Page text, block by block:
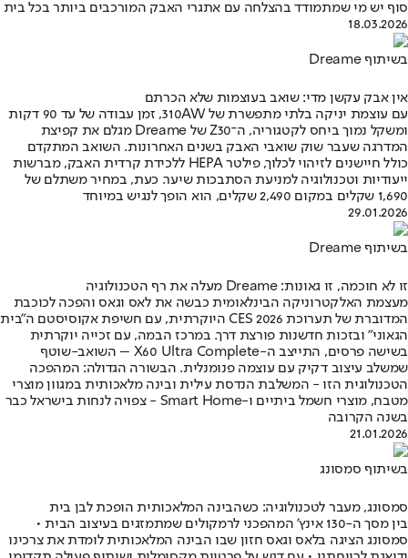
סוף יש מי שמתמודד בהצלחה עם אתגרי האבק המורכבים ביותר בכל בית
18.03.2026
בשיתוף Dreame
אין אבק עקשן מדי: שואב בעוצמות שלא הכרתם
עם עוצמת יניקה בלתי מתפשרת של 310AW, זמן עבודה של עד 90 דקות
ומשקל נמוך ביחס לקטגוריה, ה־Z30 של Dreame מגלם את קפיצת
המדרגה שעבר שוק שואבי האבק בשנים האחרונות. השואב המתקדם
כולל חיישנים לזיהוי לכלוך, פילטר HEPA ללכידת קרדית האבק, מברשות
ייעודיות וטכנולוגיה למניעת הסתבכות שיער. כעת, במחיר משתלם של
1,690 שקלים במקום 2,490 שקלים, הוא הופך לנגיש במיוחד
29.01.2026
בשיתוף Dreame
זו לא חוכמה, זו גאונות: Dreame מעלה את רף הטכנולוגיה
מעצמת האלקטרוניקה הבינלאומית כבשה את לאס וגאס והפכה לכוכבת
המדוברת של תערוכת CES 2026 היוקרתית, עם חשיפת אקוסיסטם ה"בית
הגאוני" ובזכות חדשנות פורצת דרך. במרכז הבמה, עם זכייה יוקרתית
בשישה פרסים, התייצב ה-X60 Ultra Complete – השואב-שוטף
שמשלב עיצוב דקיק עם עוצמה פנומנלית. הבשורה הגדולה: המהפכה
הטכנולוגית הזו - המשלבת הנדסת עילית ובינה מלאכותית במגוון מוצרי
מטבח, מוצרי חשמל ביתיים ו-Smart Home - צפויה לנחות בישראל כבר
בשנה הקרובה
21.01.2026
בשיתוף סמסונג
סמסונג, מעבר לטכנולוגיה: כשהבינה המלאכותית הופכת לבן בית
בין מסך ה-130 אינץ' המהפכני לרמקולים שמתמזגים בעיצוב הבית •
סמסונג הציגה בלאס וגאס חזון שבו הבינה המלאכותית לומדת את צרכינו